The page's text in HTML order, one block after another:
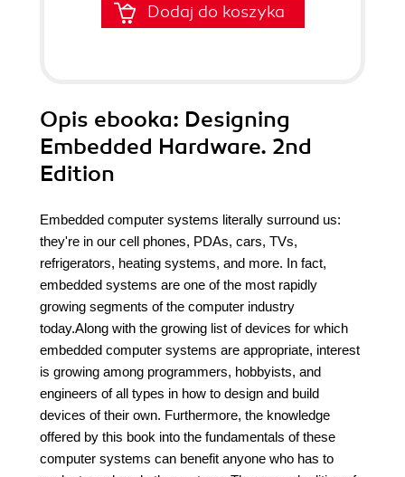
Dodaj do koszyka
Opis ebooka: Designing
Embedded Hardware. 2nd
Edition
Embedded computer systems literally surround us:
they're in our cell phones, PDAs, cars, TVs,
refrigerators, heating systems, and more. In fact,
embedded systems are one of the most rapidly
growing segments of the computer industry
today.Along with the growing list of devices for which
embedded computer systems are appropriate, interest
is growing among programmers, hobbyists, and
engineers of all types in how to design and build
devices of their own. Furthermore, the knowledge
offered by this book into the fundamentals of these
computer systems can benefit anyone who has to